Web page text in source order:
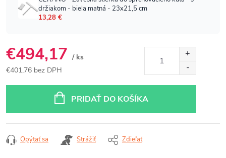
€494,17 / ks
€401,76 bez DPH
PRIDAŤ DO KOŠÍKA
Opýtať sa Strážiť Zdieľať